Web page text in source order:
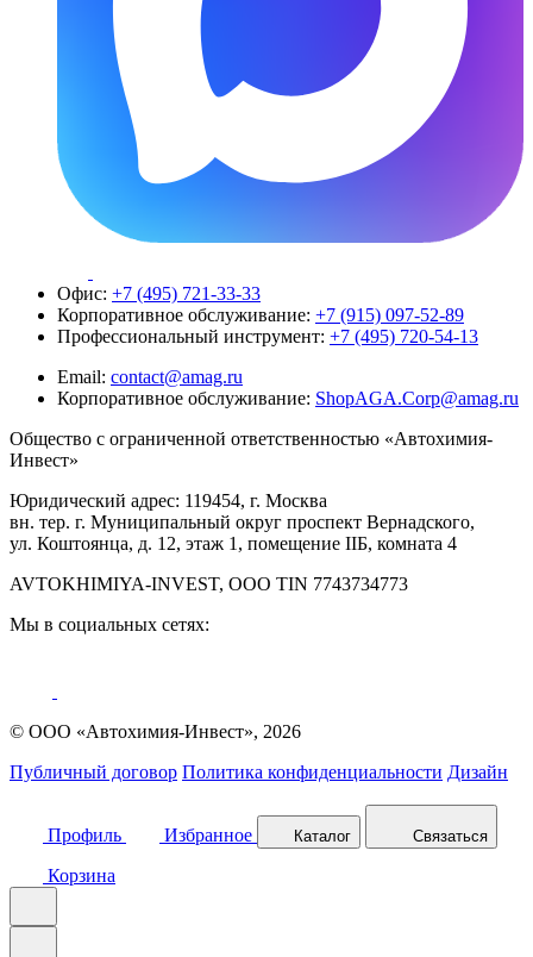
Офис: +7 (495) 721-33-33
Корпоративное обслуживание: +7 (915) 097-52-89
Профессиональный инструмент: +7 (495) 720-54-13
Email: contact@amag.ru
Корпоративное обслуживание: ShopAGA.Corp@amag.ru
Общество с ограниченной ответственностью «Автохимия-
Инвест»
Юридический адрес: 119454, г. Москва
вн. тер. г. Муниципальный округ проспект Вернадского,
ул. Коштоянца, д. 12, этаж 1, помещение IIБ, комната 4
AVTOKHIMIYA-INVEST, OOO TIN 7743734773
Мы в социальных сетях:
© ООО «Автохимия-Инвест», 2026
Публичный договор Политика конфиденциальности Дизайн
Профиль Избранное Каталог Связаться
Корзина